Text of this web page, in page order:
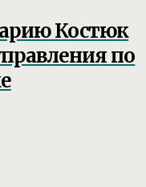
Костюк
по